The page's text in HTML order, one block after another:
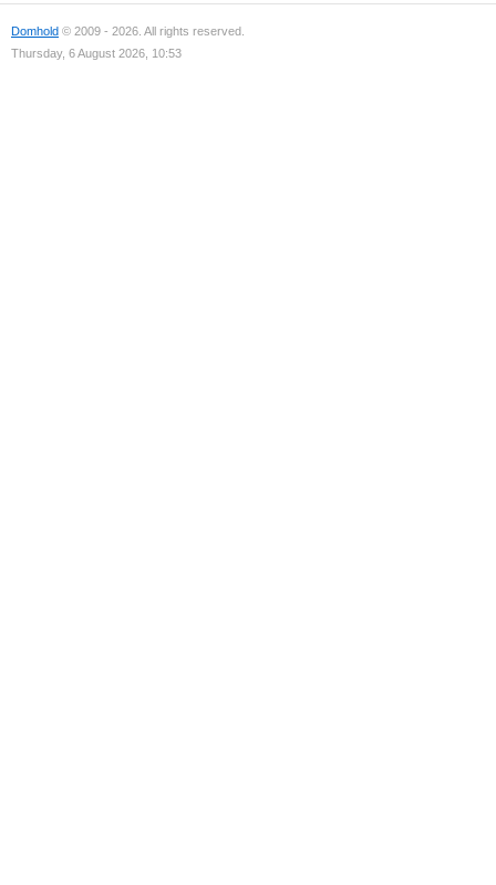
Domhold © 2009 - 2026. All rights reserved.
Thursday, 6 August 2026, 10:53